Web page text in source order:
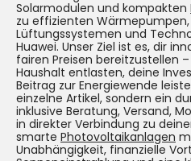
Solarmodulen und kompakten
zu effizienten
Lüftungssystemen und
Huawei. Unser Ziel ist es, dir
fairen Preisen bereitzustellen
Haushalt entlasten, deine
Beitrag zur Energiewende
einzelne Artikel, sondern ein
inklusive Beratung, Versand,
in direkter Verbindung zu
smarte Photovoltaikanlagen
Unabhängigkeit, finanzielle